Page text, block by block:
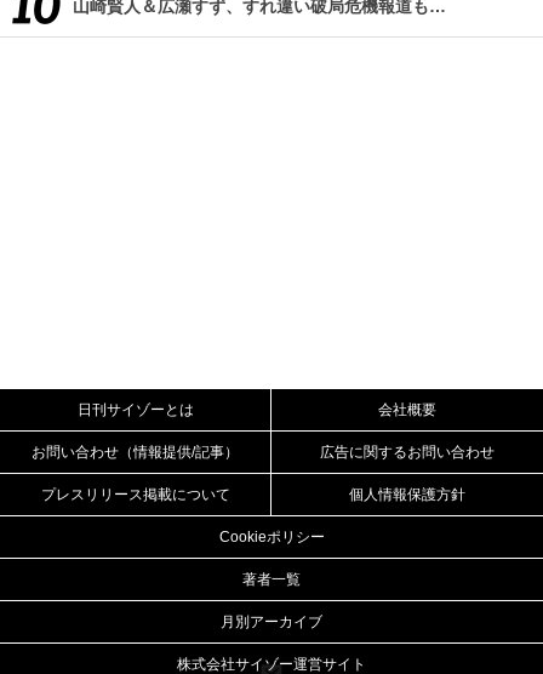
山崎賢人＆広瀬すず、すれ違い破局危機報道も…
日刊サイゾーとは 会社概要
お問い合わせ（情報提供/記事） 広告に関するお問い合わせ
プレスリリース掲載について 個人情報保護方針
Cookieポリシー
著者一覧
月別アーカイブ
株式会社サイゾー運営サイト